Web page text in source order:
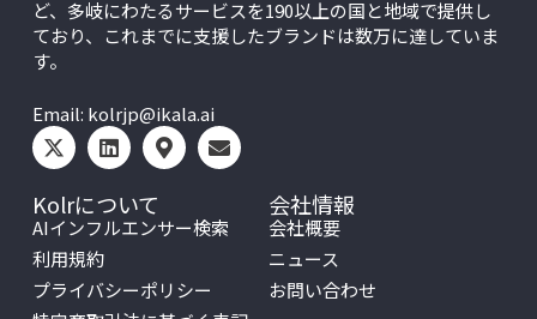
ど、多岐にわたるサービスを190以上の国と地域で提供し
ており、これまでに支援したブランドは数万に達していま
す。
Email: kolrjp@ikala.ai
Kolrについて
AIインフルエンサー検索
利用規約
プライバシーポリシー
会社情報
会社概要
ニュース
お問い合わせ